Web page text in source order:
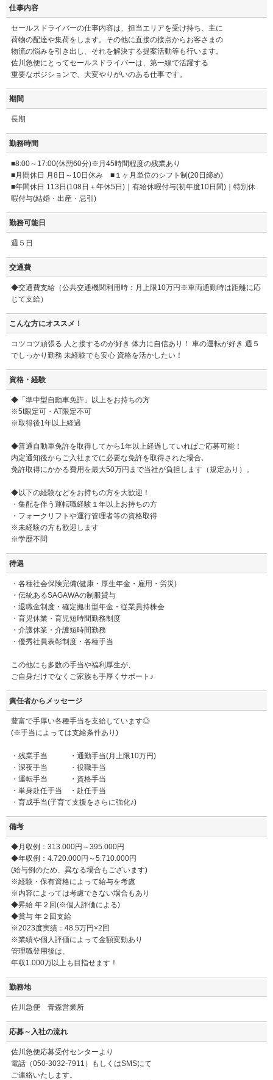
仕事内容
セールスドライバーの仕事内容は、担当エリアを受け持ち、主に
荷物の配達や集荷をします。その他に直接の接点からお客さまの
物流の悩みを引き出し、それを解決する提案活動等も行います。
佐川急便にとってセールスドライバーは、第一線で活躍する
重要なポジションで、大変やりがいのある仕事です。
期間
長期
勤務時間
■8:00～17:00(休憩60分)※月45時間程度の残業あり
■月間休日 月8日～10日休み ■１ヶ月単位のシフト制(20日締め)
■年間休日 113日(108日＋年休5日)｜有給休暇付与(初年度10日間)｜特別休
暇付与(結婚・出産・忌引)
勤務可能日
週５日
交通費
◆交通費支給（公共交通機関利用時：月上限10万円※車両通勤時は距離に応
じて支給）
こんな方にオススメ！
コツコツ頑張る 人と接するのが好き 体力に自信あり！ 車の運転が好き 週５
でしっかり勤務 未経験でも安心 資格を活かしたい！
資格・経験
◆「準中型自動車免許」以上をお持ちの方
※5t限定可・AT限定不可
※取得後1年以上経過
◆普通自動車免許を取得してから1年以上経過していればご応募可能！
内定通知後からご入社までに必要な免許を取得された場合､
免許取得にかかる費用を最大50万円まで当社が負担します（規定あり）。
◆以下の経験などをお持ちの方を大歓迎！
・集配を伴う運転職経験１年以上お持ちの方
・フォークリフトや運行管理者等の資格取得
※未経験の方も歓迎します
※学歴不問
待遇
・各種社会保険完備(健康・厚生年金・雇用・労災)
・伝統あるSAGAWAの制服貸与
・退職金制度・確定拠出型年金・従業員持株会
・育児休業・育児短時間勤務制度
・介護休業・介護短時間勤務
・優秀社員表彰制度・各種手当
この他にも多数の手当や福利厚生が、
ご自身だけでなくご家族も手厚くサポート♪
責任者からメッセージ
豊富で手厚い各種手当を支給しています◎
(※手当によっては支給条件あり)
・残業手当 ・通勤手当(月上限10万円)
・深夜手当 ・役職手当
・運転手当 ・資格手当
・単身赴任手当 ・赴任手当
・育成手当(子育て支援をさらに強化♪)
備考
◆月収例：313.000円～395.000円
◆年収例：4.720.000円～5.710.000円
(給与例のため、異なる場合もございます)
※経験・保有資格によって給与を考慮
※内容によっては考慮できない場合もあり
◆昇給 年２回(※個人評価による)
◆賞与 年２回支給
※2023度実績：48.5万円×2回
※業績や個人評価によって金額変動あり
管理職登用後は、
年収1.000万以上も目指せます！
勤務地
佐川急便 青森営業所
応募～入社の流れ
佐川急便応募受付センターより
電話（050-3032-7911）もしくはSMSにて
ご連絡いたします。